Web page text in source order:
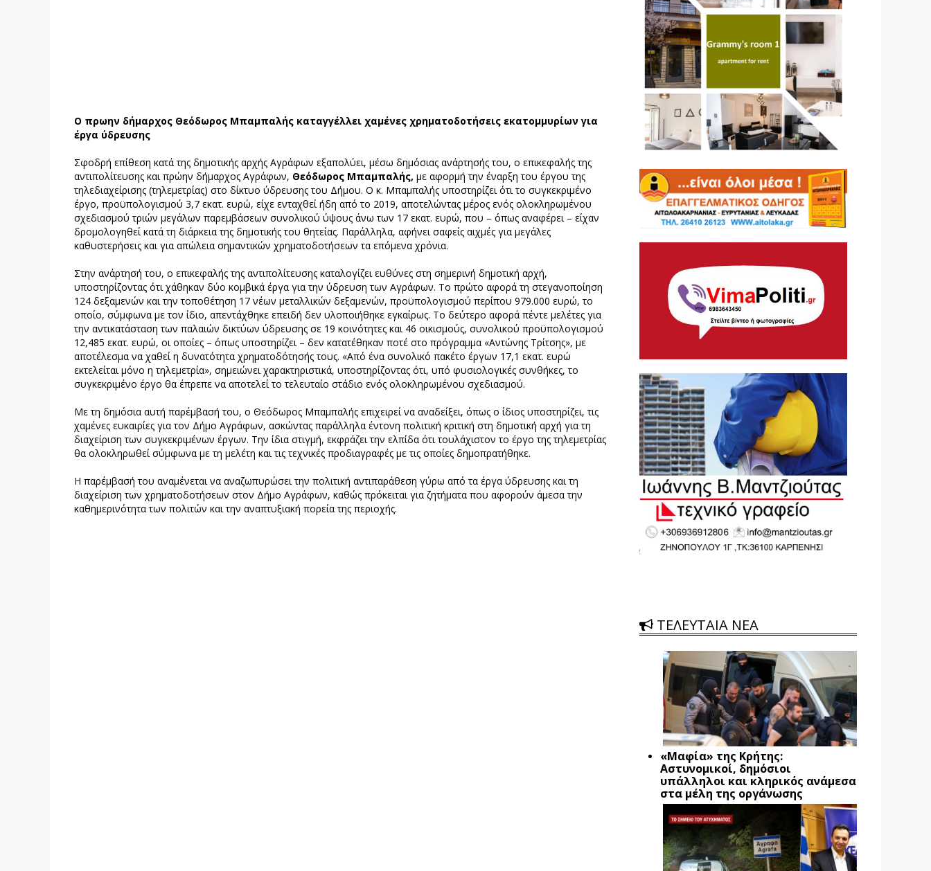
Ο πρωην δήμαρχος Θεόδωρος Μπαμπαλής καταγγέλλει χαμένες χρηματοδοτήσεις εκατομμυρίων για
έργα ύδρευσης
Σφοδρή επίθεση κατά της δημοτικής αρχής Αγράφων εξαπολύει, μέσω δημόσιας ανάρτησής του, ο επικεφαλής της
αντιπολίτευσης και πρώην δήμαρχος Αγράφων, Θεόδωρος Μπαμπαλής, με αφορμή την έναρξη του έργου της
τηλεδιαχείρισης (τηλεμετρίας) στο δίκτυο ύδρευσης του Δήμου. Ο κ. Μπαμπαλής υποστηρίζει ότι το συγκεκριμένο
έργο, προϋπολογισμού 3,7 εκατ. ευρώ, είχε ενταχθεί ήδη από το 2019, αποτελώντας μέρος ενός ολοκληρωμένου
σχεδιασμού τριών μεγάλων παρεμβάσεων συνολικού ύψους άνω των 17 εκατ. ευρώ, που – όπως αναφέρει – είχαν
δρομολογηθεί κατά τη διάρκεια της δημοτικής του θητείας. Παράλληλα, αφήνει σαφείς αιχμές για μεγάλες
καθυστερήσεις και για απώλεια σημαντικών χρηματοδοτήσεων τα επόμενα χρόνια.
Στην ανάρτησή του, ο επικεφαλής της αντιπολίτευσης καταλογίζει ευθύνες στη σημερινή δημοτική αρχή,
υποστηρίζοντας ότι χάθηκαν δύο κομβικά έργα για την ύδρευση των Αγράφων. Το πρώτο αφορά τη στεγανοποίηση
124 δεξαμενών και την τοποθέτηση 17 νέων μεταλλικών δεξαμενών, προϋπολογισμού περίπου 979.000 ευρώ, το
οποίο, σύμφωνα με τον ίδιο, απεντάχθηκε επειδή δεν υλοποιήθηκε εγκαίρως. Το δεύτερο αφορά πέντε μελέτες για
την αντικατάσταση των παλαιών δικτύων ύδρευσης σε 19 κοινότητες και 46 οικισμούς, συνολικού προϋπολογισμού
12,485 εκατ. ευρώ, οι οποίες – όπως υποστηρίζει – δεν κατατέθηκαν ποτέ στο πρόγραμμα «Αντώνης Τρίτσης», με
αποτέλεσμα να χαθεί η δυνατότητα χρηματοδότησής τους. «Από ένα συνολικό πακέτο έργων 17,1 εκατ. ευρώ
εκτελείται μόνο η τηλεμετρία», σημειώνει χαρακτηριστικά, υποστηρίζοντας ότι, υπό φυσιολογικές συνθήκες, το
συγκεκριμένο έργο θα έπρεπε να αποτελεί το τελευταίο στάδιο ενός ολοκληρωμένου σχεδιασμού.
Με τη δημόσια αυτή παρέμβασή του, ο Θεόδωρος Μπαμπαλής επιχειρεί να αναδείξει, όπως ο ίδιος υποστηρίζει, τις
χαμένες ευκαιρίες για τον Δήμο Αγράφων, ασκώντας παράλληλα έντονη πολιτική κριτική στη δημοτική αρχή για τη
διαχείριση των συγκεκριμένων έργων. Την ίδια στιγμή, εκφράζει την ελπίδα ότι τουλάχιστον το έργο της τηλεμετρίας
θα ολοκληρωθεί σύμφωνα με τη μελέτη και τις τεχνικές προδιαγραφές με τις οποίες δημοπρατήθηκε.
Η παρέμβασή του αναμένεται να αναζωπυρώσει την πολιτική αντιπαράθεση γύρω από τα έργα ύδρευσης και τη
διαχείριση των χρηματοδοτήσεων στον Δήμο Αγράφων, καθώς πρόκειται για ζητήματα που αφορούν άμεσα την
καθημερινότητα των πολιτών και την αναπτυξιακή πορεία της περιοχής.
ΤΕΛΕΥΤΑΙΑ ΝΕΑ
«Μαφία» της Κρήτης:
Αστυνομικοί, δημόσιοι
υπάλληλοι και κληρικός ανάμεσα
στα μέλη της οργάνωσης